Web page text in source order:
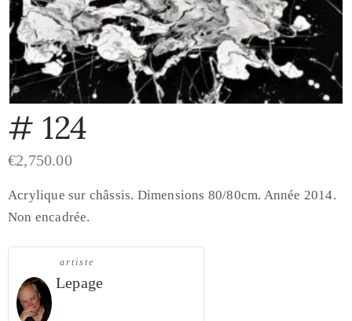
# 124
€2,750.00
Acrylique sur châssis. Dimensions 80/80cm. Année 2014.
Non encadrée.
artiste
Lepage